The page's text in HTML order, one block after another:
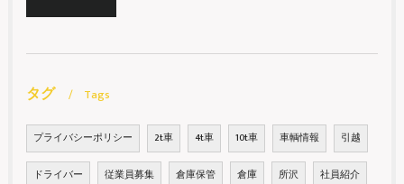
タグ Tags
プライバシーポリシー 2t車 4t車 10t車 車輌情報 引越
ドライバー 従業員募集 倉庫保管 倉庫 所沢 社員紹介